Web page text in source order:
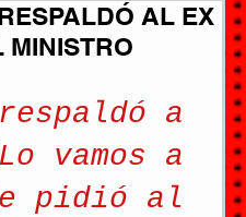
AL EX
a
vamos a
pidió al